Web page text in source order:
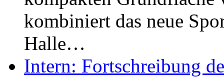
kombiniert das neue
Halle…
Intern: Fortschreibung